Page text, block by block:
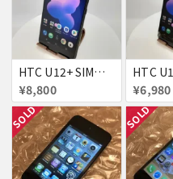
HTC U12+ SIMフリー 354395090093622
¥8,800
¥6,980
SOLD SOLD